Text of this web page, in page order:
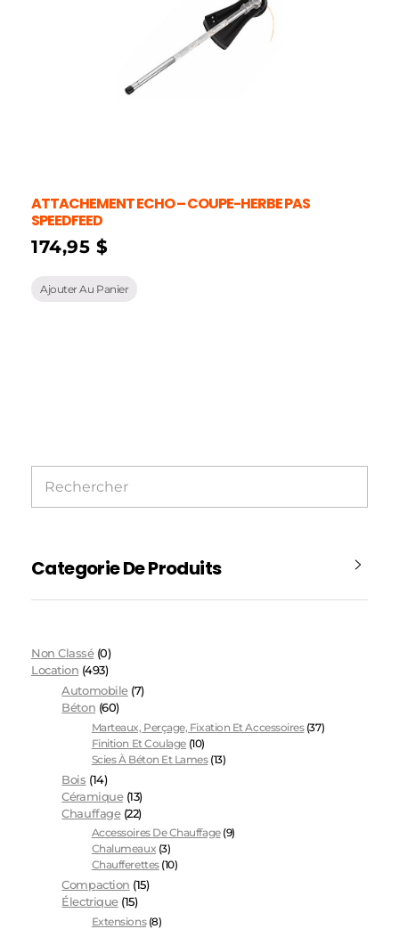
ATTACHEMENT ECHO – COUPE-HERBE PAS
SPEEDFEED
174,95$
Ajouter Au Panier
Categorie De Produits
Non Classé (0)
Location (493)
Automobile (7)
Béton (60)
Marteaux, Perçage, Fixation Et Accessoires (37)
Finition Et Coulage (10)
Scies À Béton Et Lames (13)
Bois (14)
Céramique (13)
Chauffage (22)
Accessoires De Chauffage (9)
Chalumeaux (3)
Chaufferettes (10)
Compaction (15)
Électrique (15)
Extensions (8)